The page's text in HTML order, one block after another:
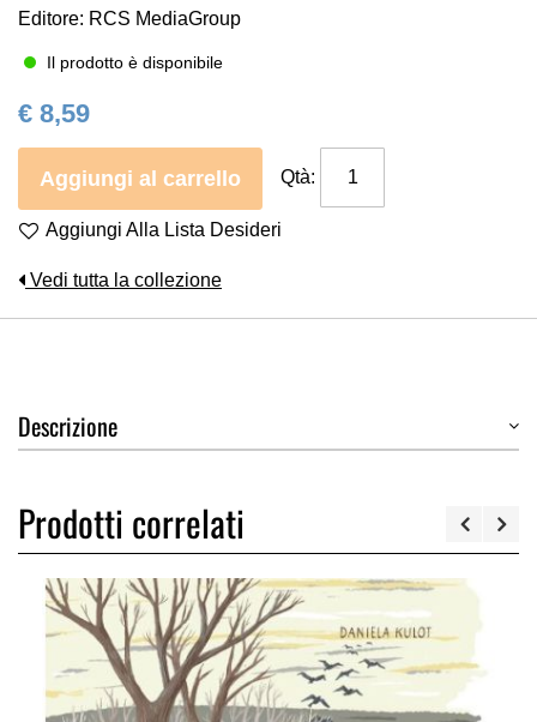
Editore: RCS MediaGroup
Il prodotto è disponibile
€ 8,59
Aggiungi al carrello Qtà:
Aggiungi Alla Lista Desideri
Vedi tutta la collezione
Descrizione
Prodotti correlati